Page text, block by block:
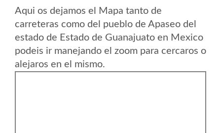
Aqui os dejamos el Mapa tanto de
carreteras como del pueblo de Apaseo del
estado de Estado de Guanajuato en Mexico
podeis ir manejando el zoom para cercaros o
alejaros en el mismo.